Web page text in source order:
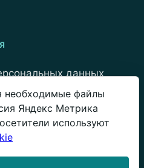
данных
необходимые файлы
Яндекс Метрика
используют